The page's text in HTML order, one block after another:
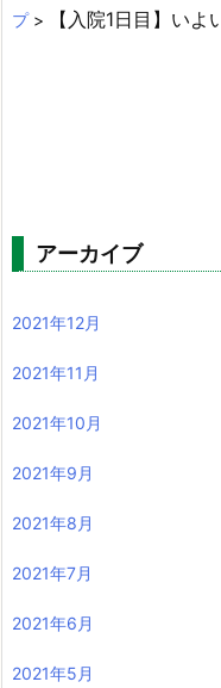
プ> 【入院1日目】い
アーカイブ
2021年12月
2021年11月
2021年10月
2021年9月
2021年8月
2021年7月
2021年6月
2021年5月